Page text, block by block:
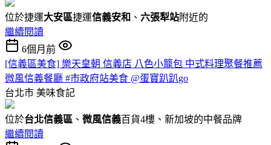
位於捷運大安區捷運信義安和 、 六張犁站附近的
繼續閱讀
6個月前
[信義區美食] 樂天皇朝 信義店 八色小籠包 中式料理聚餐推薦
微風信義餐廳 #市政府站美食 @蛋寶趴趴go
台北市 美味食記
位於台北信義區 、 微風信義百貨4樓、新加坡的中餐品牌
繼續閱讀